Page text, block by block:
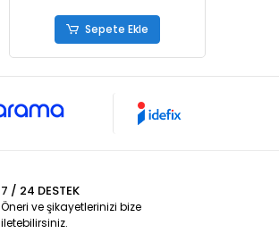
Sepete Ekle
7 / 24 DESTEK
Öneri ve şikayetlerinizi bize
iletebilirsiniz.